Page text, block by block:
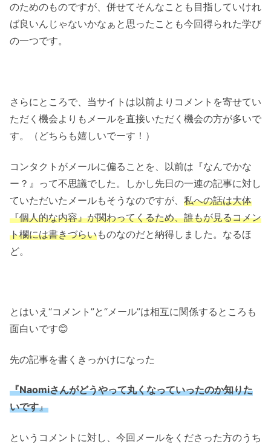
のためのものですが、併せてそんなことも目指していけれ
ば良いんじゃないかなぁと思ったことも今回得られた学び
の一つです。
さらにところで、当サイトは以前よりコメントを寄せてい
ただく機会よりもメールを直接いただく機会の方が多いで
す。（どちらも嬉しいでーす！）
コンタクトがメールに偏ることを、以前は『なんでかな
ー？』って不思議でした。しかし先日の一連の記事に対し
ていただいたメールもそうなのですが、 私への話は大体
『個人的な内容』が関わってくるため、誰もが見るコメン
ト欄には書きづらいものなのだと納得しました。なるほ
ど。
とはいえ“コメント”と“メール”は相互に関係するところも
面白いです😊
先の記事を書くきっかけになった
『Naomiさんがどうやって丸くなっていったのか知りた
いです』
というコメントに対し、今回メールをくださった方のうち